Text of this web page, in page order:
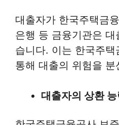
대출자가 한국주택금
은행 등 금융기관은
습니다. 이는 한국주
통해 대출의 위험을
대출자의 상환